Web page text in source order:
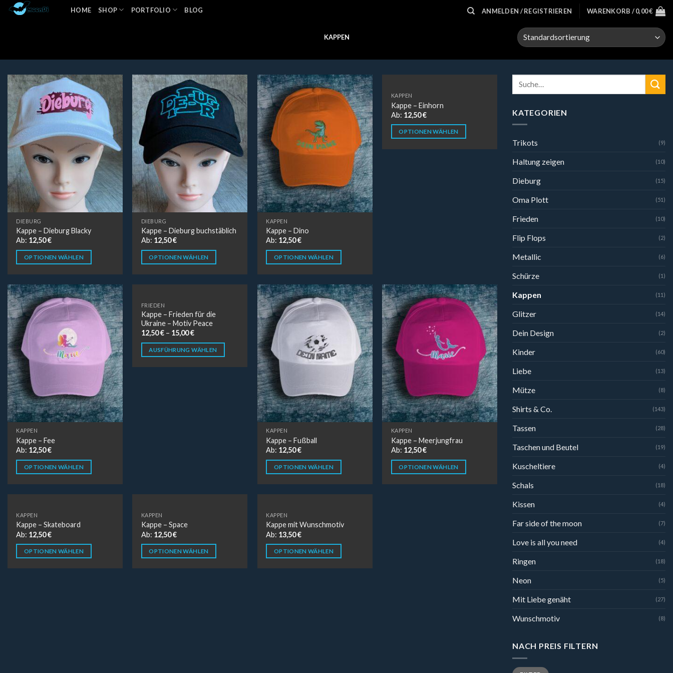
Zum
Inhalt
HOME SHOP PORTFOLIO BLOG ANMELDEN / REGISTRIEREN WARENKORB /0,00€
KAPPEN
DIEBURG
Kappe – Dieburg Blacky
Ab: 12,50€
OPTIONEN WÄHLEN
DIEBURG
Kappe – Dieburg buchstäblich
Ab: 12,50€
OPTIONEN WÄHLEN
KAPPEN
Kappe – Dino
Ab: 12,50€
OPTIONEN WÄHLEN
KAPPEN
Kappe – Einhorn
Ab: 12,50€
OPTIONEN WÄHLEN
KAPPEN
Kappe – Fee
Ab: 12,50€
OPTIONEN WÄHLEN
FRIEDEN
Kappe – Frieden für die
Ukraine – Motiv Peace
12,50€– 15,00€
AUSFÜHRUNG WÄHLEN
KAPPEN
Kappe – Fußball
Ab: 12,50€
OPTIONEN WÄHLEN
KAPPEN
Kappe – Meerjungfrau
Ab: 12,50€
OPTIONEN WÄHLEN
KAPPEN
Kappe – Skateboard
Ab: 12,50€
OPTIONEN WÄHLEN
KAPPEN
Kappe – Space
Ab: 12,50€
OPTIONEN WÄHLEN
KAPPEN
Kappe mit Wunschmotiv
Ab: 13,50€
OPTIONEN WÄHLEN
Suche
KATEGORIEN
Trikots (9)
Haltung zeigen (10)
Dieburg (15)
Oma Plott (51)
Frieden (10)
Flip Flops (2)
Metallic (6)
Schürze (1)
Kappen (11)
Glitzer (14)
Dein Design (2)
Kinder (60)
Liebe (13)
Mütze (8)
Shirts & Co. (143)
Tassen (28)
Taschen und Beutel (19)
Kuscheltiere (4)
Schals (18)
Kissen (4)
Far side of the moon (7)
Love is all you need (4)
Ringen (18)
Neon (5)
Mit Liebe genäht (27)
Wunschmotiv (8)
NACH PREIS FILTERN
Min.
Max.